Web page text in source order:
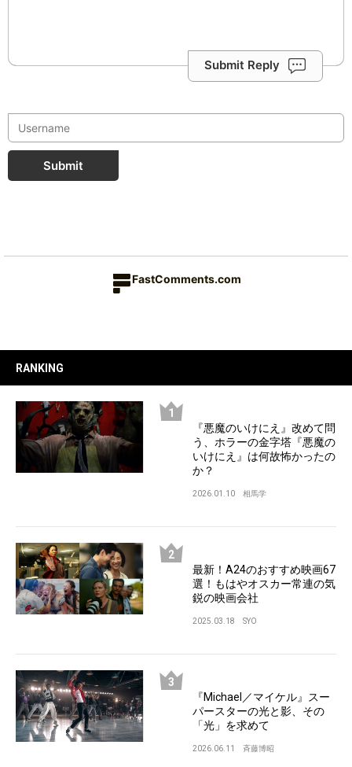
Submit Reply
Submit
FastComments.com
RANKING
『悪魔のいけにえ』改めて問
う、ホラーの金字塔『悪魔の
いけにえ』は何故怖かったの
か？
2026.01.10 相馬学
最新！A24のおすすめ映画67
選！もはやオスカー常連の気
鋭の映画会社
2025.03.18 SYO
『Michael／マイケル』スー
パースターの光と影、その
「光」を求めて
2026.06.11 斉藤博昭